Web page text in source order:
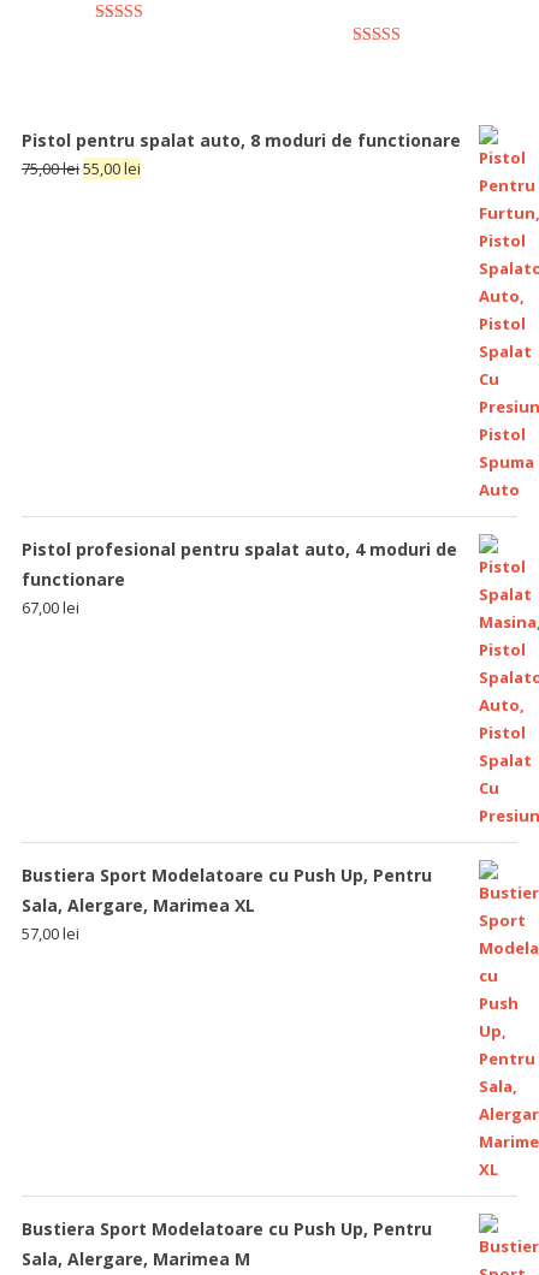
Pistol pentru spalat auto, 8 moduri de functionare
75,00lei55,00lei
Pistol profesional pentru spalat auto, 4 moduri de
functionare
67,00lei
Bustiera Sport Modelatoare cu Push Up, Pentru
Sala, Alergare, Marimea XL
57,00lei
Bustiera Sport Modelatoare cu Push Up, Pentru
Sala, Alergare, Marimea M